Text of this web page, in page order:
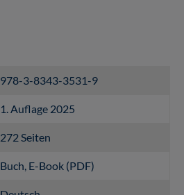
978-3-8343-3531-9
1. Auflage 2025
272 Seiten
Buch , E-Book (PDF)